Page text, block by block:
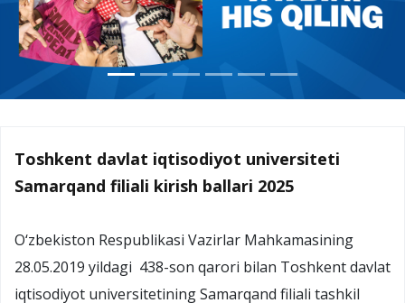
Toshkent davlat iqtisodiyot universiteti
Samarqand filiali kirish ballari 2025
O‘zbekiston Respublikasi Vazirlar Mahkamasining
28.05.2019 yildagi 438-son qarori bilan Toshkent davlat
iqtisodiyot universitetining Samarqand filiali tashkil